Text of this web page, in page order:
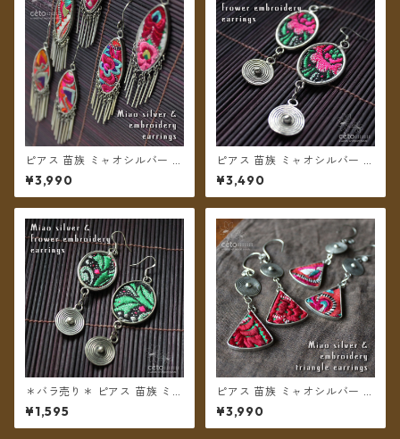
ピアス 苗族 ミャオシルバー 刺
繍古布 舟形 【メール便送料無
料】
¥3,990
ピアス 苗族 ミャオシルバー 刺
繍布 楕円型 ピンク系 【メール
便送料無料】
¥3,490
＊バラ売り＊ ピアス 苗族 ミャ
オシルバー 刺繍布 楕円型 グリ
ーン系 【メール便送料無料】
¥1,595
ピアス 苗族 ミャオシルバー 刺
繍古布 三角形 【メール便送料
無料】
¥3,990